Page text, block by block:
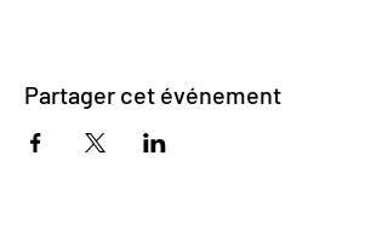
Partager cet événement